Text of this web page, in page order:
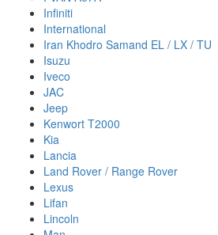
Infiniti
International
Iran Khodro Samand EL / LX / TU
Isuzu
Iveco
JAC
Jeep
Kenwort T2000
Kia
Lancia
Land Rover / Range Rover
Lexus
Lifan
Lincoln